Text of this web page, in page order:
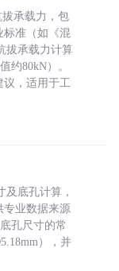
承载力，包
标准（如《混
拔承载力计算
约80kN）。
议，适用于工
及底孔计算，
专业数据来源
孔尺寸的常
），并